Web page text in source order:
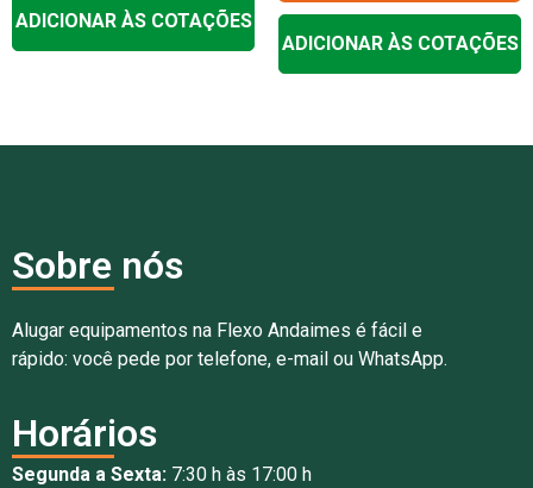
ADICIONAR ÀS COTAÇÕES
ADICIONAR ÀS COTAÇÕES
Sobre nós
Alugar equipamentos na Flexo Andaimes é fácil e
rápido: você pede por telefone, e-mail ou WhatsApp.
Horários
Segunda a Sexta: 7:30 h às 17:00 h